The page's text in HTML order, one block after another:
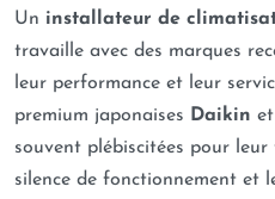
Un installateur de
travaille avec des marques
leur performance et leur
premium japonaises Daikin et
souvent plébiscitées pour
silence de fonctionnement et